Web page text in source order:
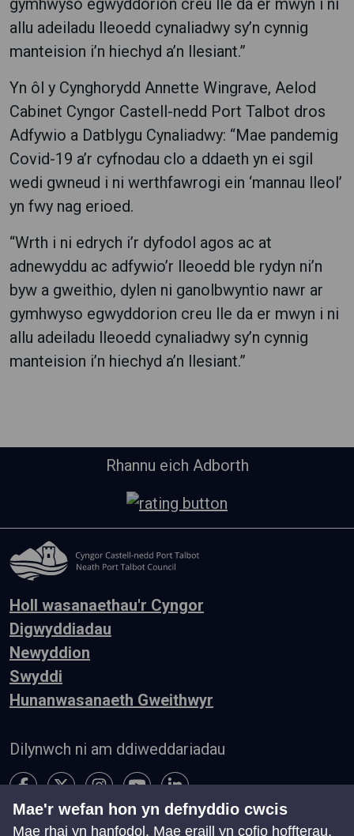
gymhwyso egwyddorion creu lle da er mwyn i ni
allu adeiladu lleoedd cynaliadwy sy’n cynnig
manteision i’n hiechyd a’n llesiant.”
Yn ôl y Cynghorydd Annette Wingrave, Aelod
Cabinet Cyngor Castell-nedd Port Talbot dros
Adfywio a Datblygu Cynaliadwy: “Mae pandemig
Covid-19 a’r cyfnodau clo a ddaeth yn ei sgil
wedi gwneud i ni werthfawrogi ein ‘mannau lleol’
yn fwy nag erioed.
“Wrth i ni edrych i’r dyfodol agos ac at
adnewyddu ac adfywio’r lleoedd ble rydyn ni’n
byw a gweithio, dylen ni ganolbwyntio nawr ar
gymhwyso egwyddorion creu lle da er mwyn i ni
allu adeiladu lleoedd cynaliadwy sy’n cynnig
manteision i’n hiechyd a’n llesiant.”
Rhannu eich Adborth
Holl wasanaethau'r Cyngor
Digwyddiadau
Newyddion
Swyddi
Hunanwasanaeth Gweithwyr
Dilynwch ni am ddiweddariadau
Mae'r wefan hon yn defnyddio cwcis
Mae rhai yn hanfodol. Mae eraill yn cofio hoffterau,